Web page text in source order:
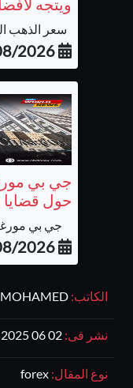
الكاتب:
نشر فى:
نوع المقال:
سعر الذهب
07/08/2026
جي بي
حول قضايا
جي بي
07/08/2026